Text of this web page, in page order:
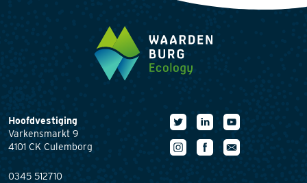
Hoofdvestiging
Varkensmarkt 9
4101 CK Culemborg
0345 512710